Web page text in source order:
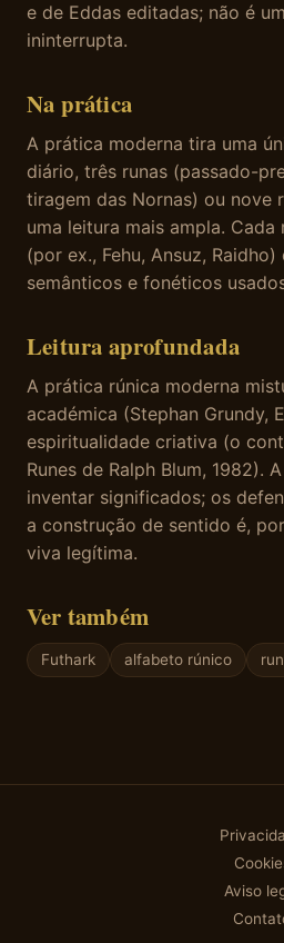
e de Eddas editadas; não é
ininterrupta.
Na prática
A prática moderna tira uma
diário, três runas (passado-
tiragem das Nornas) ou nove
uma leitura mais ampla. Cada
(por ex., Fehu, Ansuz,
semânticos e fonéticos
Leitura aprofundada
A prática rúnica moderna
académica (Stephan Grundy,
espiritualidade criativa (o
Runes de Ralph Blum, 1982).
inventar significados; os
a construção de sentido é,
viva legítima.
Ver também
Futhark alfabeto rúnico
Aviso